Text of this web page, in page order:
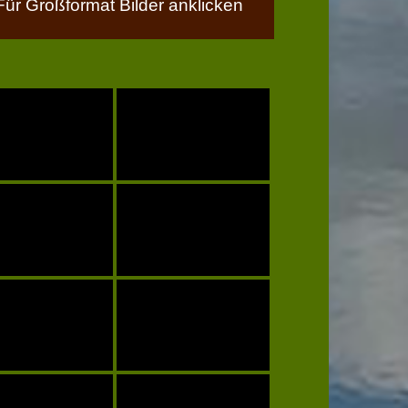
Großformat Bilder anklicken